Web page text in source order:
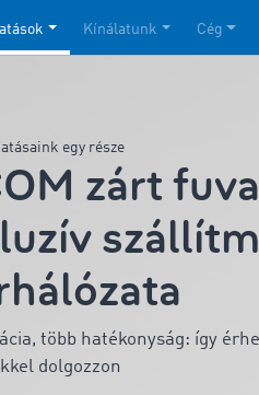
Kínálatunk Cég
egy része
zárt
több hatékonyság: így
dolgozzon